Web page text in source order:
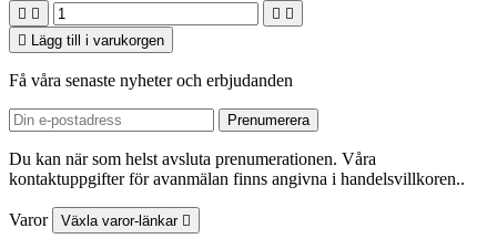
   
 Lägg till i varukorgen
Få våra senaste nyheter och erbjudanden
Du kan när som helst avsluta prenumerationen. Våra
kontaktuppgifter för avanmälan finns angivna i handelsvillkoren..
Varor Växla varor-länkar 